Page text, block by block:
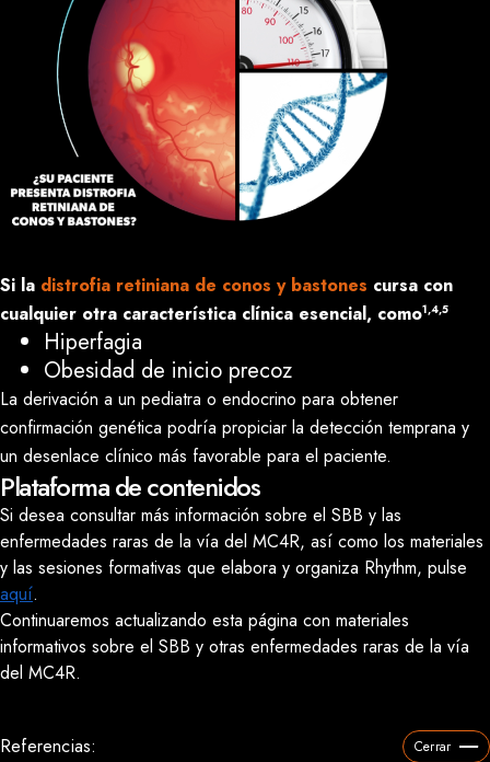
Si la distrofia retiniana de conos y bastones cursa con
cualquier otra característica clínica esencial, como1,4,5
Hiperfagia
Obesidad de inicio precoz
La derivación a un pediatra o endocrino para obtener
confirmación genética podría propiciar la detección temprana y
un desenlace clínico más favorable para el paciente.
Plataforma de contenidos
Si desea consultar más información sobre el SBB y las
enfermedades raras de la vía del MC4R, así como los materiales
y las sesiones formativas que elabora y organiza Rhythm, pulse
aquí.
Continuaremos actualizando esta página con materiales
informativos sobre el SBB y otras enfermedades raras de la vía
del MC4R.
Referencias: Cerrar